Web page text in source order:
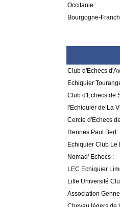
Occitanie :
Bourgogne-
Club d'Echecs
Echiquier
Club d'Echecs de
l'Echiquier de La
Cercle d'Echecs
Rennes Paul Bert :
Echiquier Club Le
Nomad' Echecs :
LEC Echiquier
Lille Université
Association